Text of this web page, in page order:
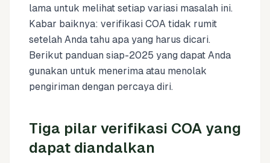
lama untuk melihat setiap variasi masalah ini.
Kabar baiknya: verifikasi COA tidak rumit
setelah Anda tahu apa yang harus dicari.
Berikut panduan siap-2025 yang dapat Anda
gunakan untuk menerima atau menolak
pengiriman dengan percaya diri.
Tiga pilar verifikasi COA yang
dapat diandalkan